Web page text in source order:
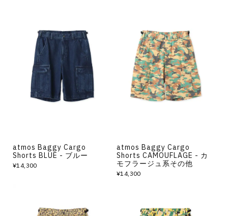
atmos Baggy Cargo
Shorts BLUE - ブルー
¥14,300
atmos Baggy Cargo
Shorts CAMOUFLAGE - カ
モフラージュ系その他
¥14,300